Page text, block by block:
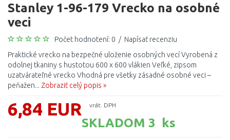
Stanley 1-96-179 Vrecko na osobné
veci
Počet hodnotení: 0 / Napísať recenziu
Praktické vrecko na bezpečné uloženie osobných vecí Vyrobená z
odolnej tkaniny s hustotou 600 x 600 vlákien Veľké, zipsom
uzatvárateľné vrecko Vhodná pre všetky zásadné osobné veci –
peňažen... Zobraziť celý popis »
6,84 EUR vrát. DPH
SKLADOM 3 ks